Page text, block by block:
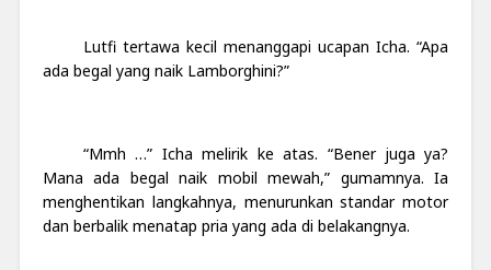
Lutfi tertawa kecil menanggapi ucapan Icha. “Apa
ada begal yang naik Lamborghini?”
“Mmh …” Icha melirik ke atas. “Bener juga ya?
Mana ada begal naik mobil mewah,” gumamnya. Ia
menghentikan langkahnya, menurunkan standar motor
dan berbalik menatap pria yang ada di belakangnya.